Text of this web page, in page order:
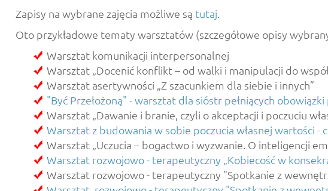
Zapisy na wybrane zajęcia możliwe są tutaj.
Oto przykładowe tematy warsztatów (szczegółowe opisy
Warsztat komunikacji interpersonalnej
Warsztat „Docenić konflikt – od walki i manipulacji do
Warsztat asertywności „Z szacunkiem dla siebie i innych”
"Być Przełożoną" - warsztat dla sióstr pełniących obowiązki
Warsztat „Dawanie i branie, czyli o akceptacji i poczuciu
Warsztat z budowania w sobie poczucia własnej wartości -
Warsztat „Uczucia – bogactwo i wyzwanie. O inteligencji
Warsztat rozwojowo - terapeutyczny „Kobiecość w
Warsztat rozwojowo - terapeutyczny "Spotkanie z